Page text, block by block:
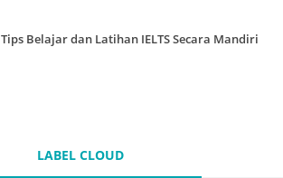
Tips Belajar dan Latihan IELTS Secara Mandiri
LABEL CLOUD